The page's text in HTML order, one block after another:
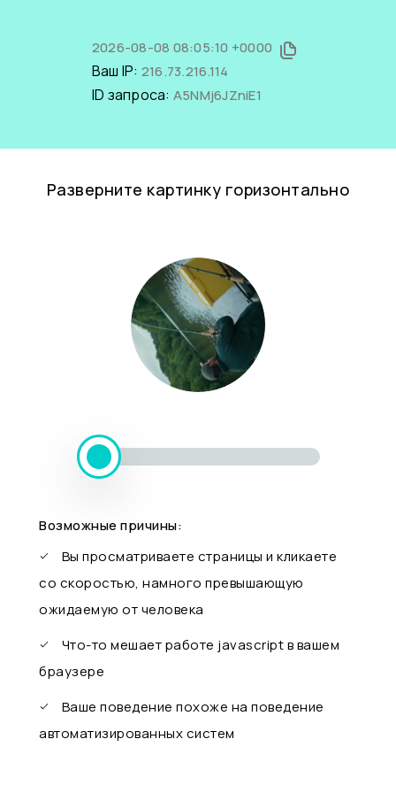
2026-08-08 08:05:10 +0000
Ваш IP: 216.73.216.114
ID запроса: A5NMj6JZniE1
Разверните картинку горизонтально
Возможные причины:
Вы просматриваете страницы и кликаете
со скоростью, намного превышающую
ожидаемую от человека
Что-то мешает работе javascript в вашем
браузере
Ваше поведение похоже на поведение
автоматизированных систем